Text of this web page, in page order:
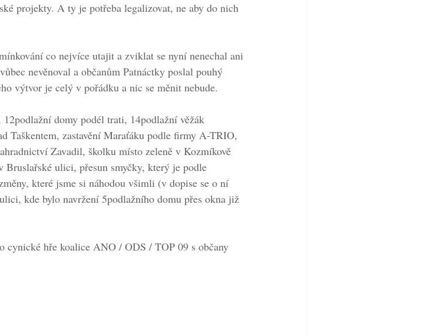
projekty. A ty je potřeba legalizovat, ne aby do nich
co nejvíce utajit a zviklat se nyní nenechal ani
nevěnoval a občanům Patnáctky poslal pouhý
výtvor je celý v pořádku a nic se měnit nebude.
12podlažní domy podél trati, 14podlažní věžák
Taškentem, zastavění Maraťáku podle firmy A-TRIO,
Zavadil, školku místo zeleně v Kozmíkově
Bruslařské ulici, přesun smyčky, který je podle
které jsme si náhodou všimli (v dopise se o ní
kde bylo navržení 5podlažního domu přes okna již
cynické hře koalice ANO / ODS / TOP 09 s občany